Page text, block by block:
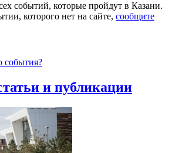
событий, которые пройдут в Казани.
которого нет на сайте, сообщите
события?
и публикации